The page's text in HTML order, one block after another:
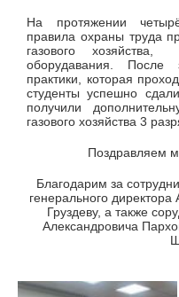
На протяжении
правила охраны труда
газового
оборудавания. После
практики, которая
студенты успешно
получили
газового хозяйства 3
Поздравляем
Благодарим за
генерального
Груздеву, а также
Александровича